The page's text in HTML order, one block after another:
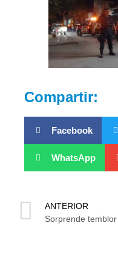
Compartir:
Facebook
WhatsApp
ANTERIOR